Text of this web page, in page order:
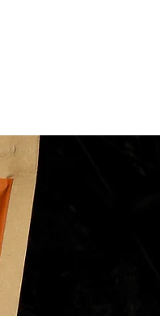
délais de livraison
propose une
produits
dans
des services de la Poste,
dès